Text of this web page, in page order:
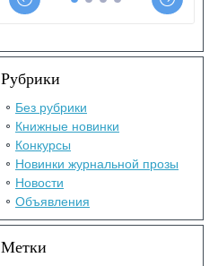
Рубрики
Без рубрики
Книжные новинки
Конкурсы
Новинки журнальной прозы
Новости
Объявления
Метки